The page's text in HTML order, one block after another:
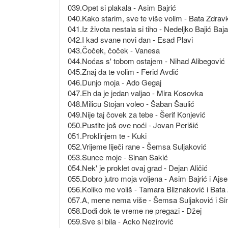
039.Opet si plakala - Asim Bajrić
040.Kako starim, sve te više volim - Bata
041.Iz života nestala si tiho - Nedeljko Bajić Baja
042.I kad svane novi dan - Esad Plavi
043.Čoček, čoček - Vanesa
044.Noćas s' tobom ostajem - Nihad Alibegović
045.Znaj da te volim - Ferid Avdić
046.Dunjo moja - Ado Gegaj
047.Eh da je jedan valjao - Mira Kosovka
048.Milicu Stojan voleo - Šaban Šaulić
049.Nije taj čovek za tebe - Šerif Konjević
050.Pustite još ove noći - Jovan Perišić
051.Proklinjem te - Kuki
052.Vrijeme liječi rane - Šemsa Suljaković
053.Sunce moje - Sinan Sakić
054.Nek' je proklet ovaj grad - Dejan Aličić
055.Dobro jutro moja voljena - Asim Bajrić i
056.Koliko me voliš - Tamara Bliznaković i
057.A, mene nema više - Šemsa Suljaković i
058.Dođi dok te vreme ne pregazi - Džej
059.Sve si bila - Acko Nezirović